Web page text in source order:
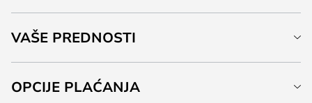
VAŠE PREDNOSTI
OPCIJE PLAĆANJA